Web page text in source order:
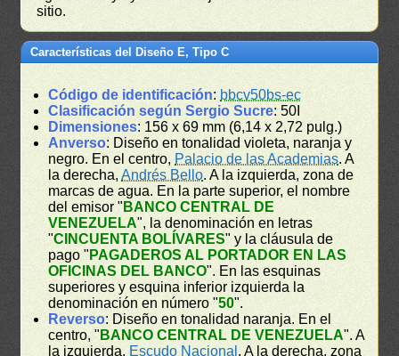
sitio.
Características del Diseño E, Tipo C
Código de identificación: bbcv50bs-ec
Clasificación según Sergio Sucre: 50I
Dimensiones: 156 x 69 mm (6,14 x 2,72 pulg.)
Anverso: Diseño en tonalidad violeta, naranja y
negro. En el centro, Palacio de las Academias. A
la derecha,Andrés Bello. A la izquierda, zona de
marcas de agua. En la parte superior, el nombre
del emisor " BANCO CENTRAL DE
VENEZUELA", la denominación en letras
"CINCUENTA BOLÍVARES" y la cláusula de
pago " PAGADEROS AL PORTADOR EN LAS
OFICINAS DEL BANCO". En las esquinas
superiores y esquina inferior izquierda la
denominación en número "50".
Reverso: Diseño en tonalidad naranja. En el
centro, " BANCO CENTRAL DE VENEZUELA". A
la izquierda, Escudo Nacional . A la derecha, zona